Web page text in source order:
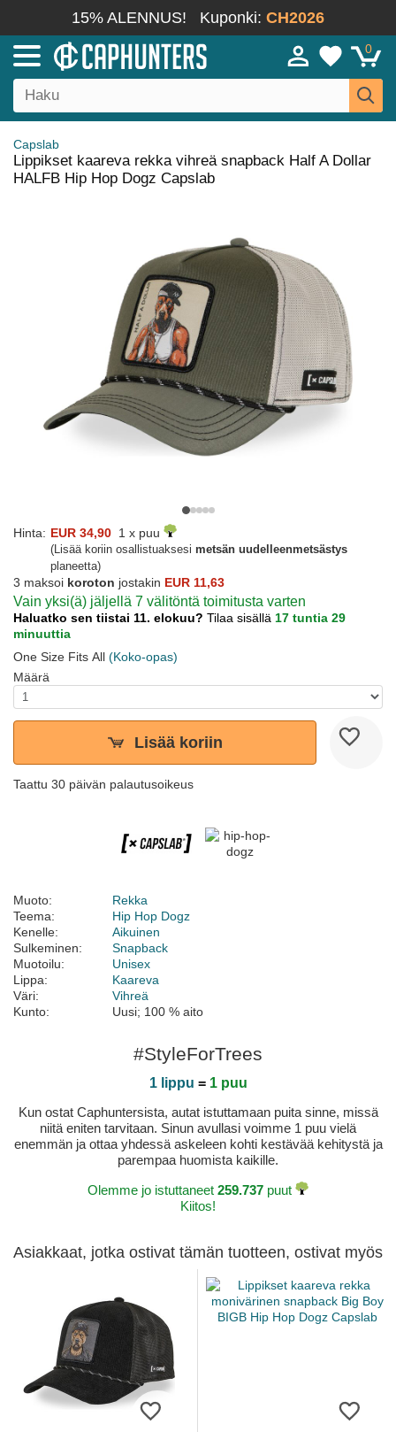
15% ALENNUS! Kuponki: CH2026
0
Capslab
Lippikset kaareva rekka vihreä snapback Half A Dollar
HALFB Hip Hop Dogz Capslab
Hinta: EUR 34,90 1 x puu
(Lisää koriin osallistuaksesi metsän uudelleenmetsästys
planeetta)
3 maksoi koroton jostakin EUR 11,63
Vain yksi(ä) jäljellä 7 välitöntä toimitusta varten
Haluatko sen tiistai 11. elokuu? Tilaa sisällä 17 tuntia 29
minuuttia
One Size Fits All (Koko-opas)
Määrä
Lisää koriin
Taattu 30 päivän palautusoikeus
Muoto:
Rekka
Teema:
Hip Hop Dogz
Kenelle:
Aikuinen
Sulkeminen:
Snapback
Muotoilu:
Unisex
Lippa:
Kaareva
Väri:
Vihreä
Kunto:
Uusi; 100 % aito
#StyleForTrees
1 lippu = 1 puu
Kun ostat Caphuntersista, autat istuttamaan puita sinne, missä
niitä eniten tarvitaan. Sinun avullasi voimme 1 puu vielä
enemmän ja ottaa yhdessä askeleen kohti kestävää kehitystä ja
parempaa huomista kaikille.
Olemme jo istuttaneet 259.737 puut
Kiitos!
Asiakkaat, jotka ostivat tämän tuotteen, ostivat myös